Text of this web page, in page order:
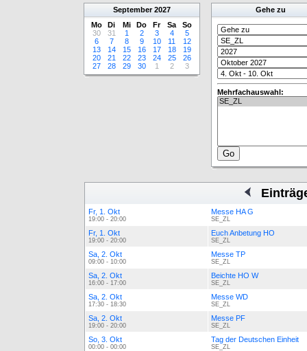
September 2027
Mo
Di Mi Do Fr Sa
So
30
31 1 2 3 4
5
6
7 8 9 10 11
12
13
14 15 16 17 18
19
20
21 22 23 24 25
26
27
28 29 30 1 2 3
Gehe zu
Mehrfachauswahl:
Fr, 1. Okt
19:00 - 20:00
Messe HA G
SE_ZL
Fr, 1. Okt
19:00 - 20:00
Euch Anbetung HO
SE_ZL
Sa, 2. Okt
09:00 - 10:00
Messe TP
SE_ZL
Sa, 2. Okt
16:00 - 17:00
Beichte HO W
SE_ZL
Sa, 2. Okt
17:30 - 18:30
Messe WD
SE_ZL
Sa, 2. Okt
19:00 - 20:00
Messe PF
SE_ZL
So, 3. Okt
00:00 - 00:00
Tag der Deutschen Einheit
SE_ZL